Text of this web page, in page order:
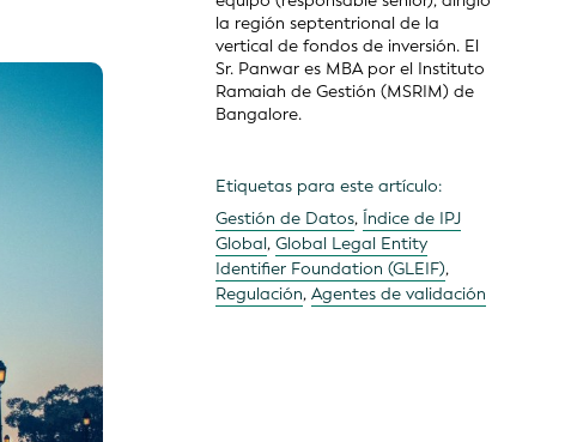
la región septentrional de la
vertical de fondos de inversión. El
Sr. Panwar es MBA por el Instituto
Ramaiah de Gestión (MSRIM) de
Bangalore.
Etiquetas para este artículo:
Gestión de Datos, Índice de IPJ
Global, Global Legal Entity
Identifier Foundation (GLEIF),
Regulación, Agentes de validación